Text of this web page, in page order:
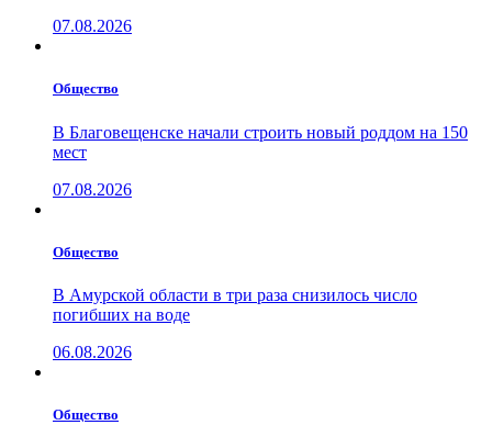
07.08.2026
Общество
В Благовещенске начали строить новый роддом на 150
мест
07.08.2026
Общество
В Амурской области в три раза снизилось число
погибших на воде
06.08.2026
Общество